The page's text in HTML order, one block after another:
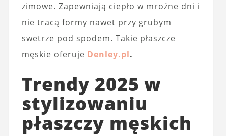
zimowe. Zapewniają ciepło w mroźne dni i
nie tracą formy nawet przy grubym
swetrze pod spodem. Takie płaszcze
męskie oferuje Denley.pl.
Trendy 2025 w
stylizowaniu
płaszczy męskich